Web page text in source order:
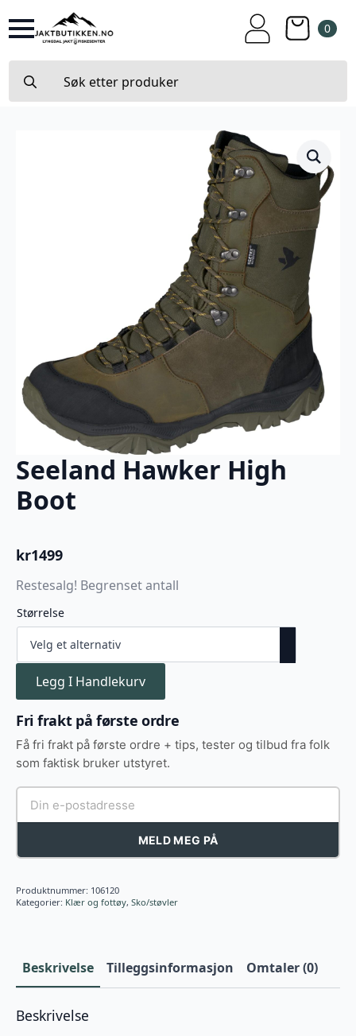
0
for:
Seeland Hawker High
Boot
kr1499
Restesalg! Begrenset antall
Størrelse
Legg I Handlekurv
Fri frakt på første ordre
Få fri frakt på første ordre + tips, tester og tilbud fra folk
som faktisk bruker utstyret.
MELD MEG PÅ
Produktnummer: 106120
Kategorier: Klær og fottøy, Sko/støvler
Beskrivelse Tilleggsinformasjon Omtaler (0)
Beskrivelse